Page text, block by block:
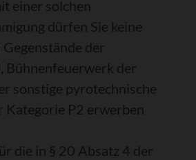
einer solchen
dürfen Sie keine
der
Bühnenfeuerwerk der
sonstige pyrotechnische
Kategorie P2 erwerben
die in § 20 Absatz 4 der